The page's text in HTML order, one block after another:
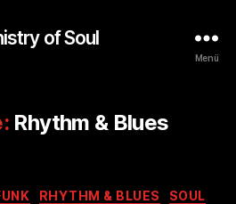
of Soul
Menü
Rhythm & Blues
Kategorien
RHYTHM & BLUES SOUL